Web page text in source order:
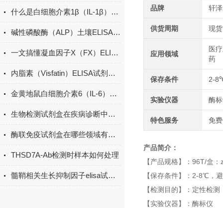
什么是白细胞介素1β（IL-1β）ELISA试剂盒？
碱性磷酸酶（ALP）土壤ELISA的操作方法
一文搞懂凝血因子X（FX）ELISA试剂盒的特点
内脂素（Visfatin）ELISA试剂盒的特点与优势
金黄地鼠白细胞介素6（IL-6）ELISA检测试剂盒说明书
生物检测试剂盒在疾病诊断中的重要性
酶联免疫试剂盒在哪些领域有广泛应用？
THSD7A-Ab检测时样本如何处理
髓鞘相关生长抑制因子elisa试剂盒原理
品牌 轩
供货周期 现货
应用领域
医
药
保存条件 2-
实验仪器 酶
特色服务 免
产品简介：
【产品规格】：96T/盒
【保存条件】：2-8℃，
【检测目的】：定性检测
【实验仪器】：酶标仪